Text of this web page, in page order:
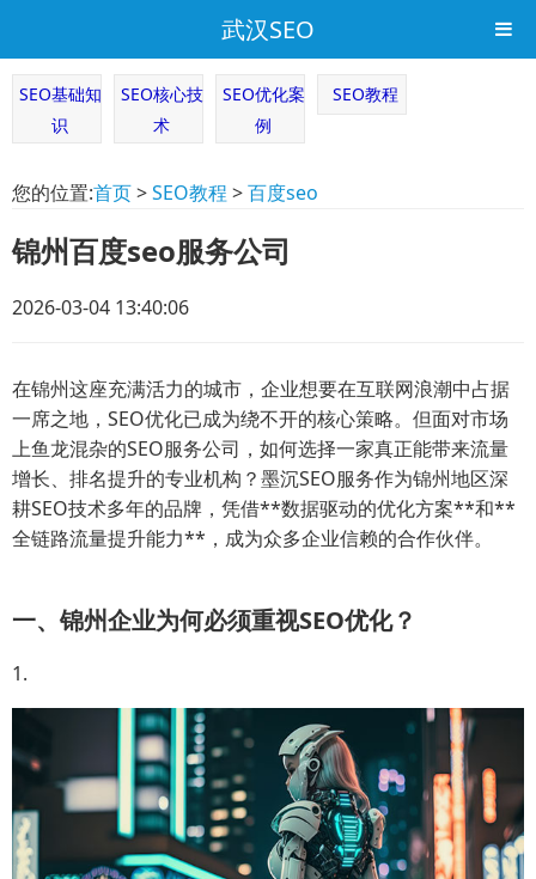
武汉SEO
SEO基础知
识
SEO核心技
术
SEO优化案
例
SEO教程
您的位置:首页>SEO教程 >百度seo
锦州百度seo服务公司
2026-03-04 13:40:06
在锦州这座充满活力的城市，企业想要在互联网浪潮中占据
一席之地，SEO优化已成为绕不开的核心策略。但面对市场
上鱼龙混杂的SEO服务公司，如何选择一家真正能带来流量
增长、排名提升的专业机构？墨沉SEO服务作为锦州地区深
耕SEO技术多年的品牌，凭借**数据驱动的优化方案**和**
全链路流量提升能力**，成为众多企业信赖的合作伙伴。
一、锦州企业为何必须重视SEO优化？
1.